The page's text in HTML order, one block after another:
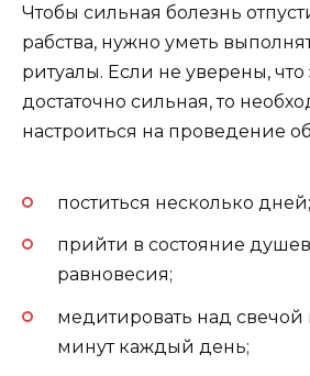
Чтобы сильная болезнь
рабства, нужно уметь
ритуалы. Если не уверены, что
достаточно сильная, то
настроиться на проведение
поститься несколько дней;
прийти в состояние
равновесия;
медитировать над свечой
минут каждый день;